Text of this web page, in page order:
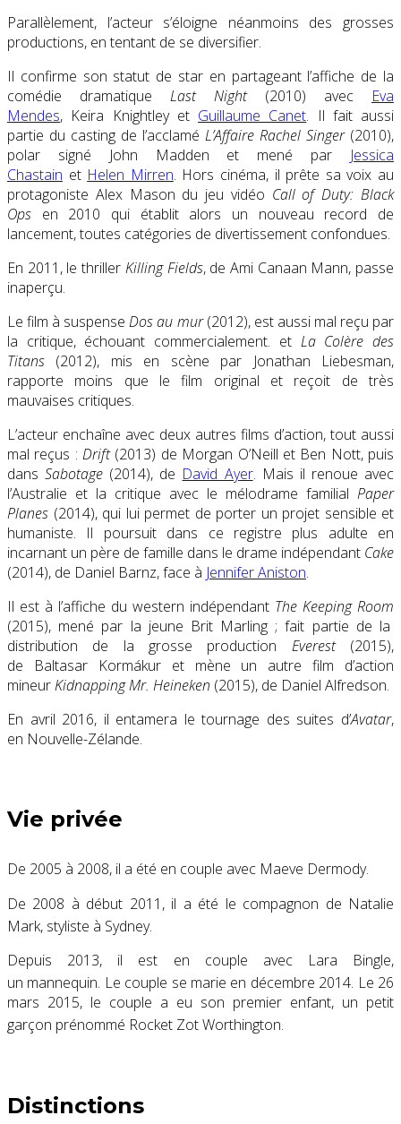
Parallèlement, l’acteur s’éloigne néanmoins des grosses
productions, en tentant de se diversifier.
Il confirme son statut de star en partageant l’affiche de la
comédie dramatique Last Night(2010) avec Eva
Mendes, Keira Knightley et Guillaume Canet. Il fait aussi
partie du casting de l’acclamé L’Affaire Rachel Singer(2010),
polar signé John Madden et mené par Jessica
Chastain et Helen Mirren. Hors cinéma, il prête sa voix au
protagoniste Alex Mason du jeu vidéo Call of Duty: Black
Ops en 2010 qui établit alors un nouveau record de
lancement, toutes catégories de divertissement confondues.
En 2011, le thriller Killing Fields, de Ami Canaan Mann, passe
inaperçu.
Le film à suspenseDos au mur(2012), est aussi mal reçu par
la critique, échouant commercialement. et La Colère des
Titans (2012), mis en scène par Jonathan Liebesman,
rapporte moins que le film original et reçoit de très
mauvaises critiques.
L’acteur enchaîne avec deux autres films d’action, tout aussi
mal reçus :Drift(2013) de Morgan O’Neill et Ben Nott, puis
dansSabotage (2014), de David Ayer. Mais il renoue avec
l’Australie et la critique avec le mélodrame familial Paper
Planes (2014), qui lui permet de porter un projet sensible et
humaniste. Il poursuit dans ce registre plus adulte en
incarnant un père de famille dans le drame indépendant Cake
(2014), de Daniel Barnz, face à Jennifer Aniston.
Il est à l’affiche du western indépendant The Keeping Room
(2015), mené par la jeune Brit Marling ; fait partie de la
distribution de la grosse production Everest(2015),
de Baltasar Kormákur et mène un autre film d’action
mineurKidnapping Mr. Heineken (2015), de Daniel Alfredson.
En avril 2016, il entamera le tournage des suites d’Avatar,
en Nouvelle-Zélande.
Vie privée
De 2005 à 2008, il a été en couple avec Maeve Dermody.
De 2008 à début 2011, il a été le compagnon de Natalie
Mark, styliste à Sydney.
Depuis 2013, il est en couple avec Lara Bingle,
un mannequin. Le couple se marie en décembre 2014. Le 26
mars 2015, le couple a eu son premier enfant, un petit
garçon prénommé Rocket Zot Worthington.
Distinctions